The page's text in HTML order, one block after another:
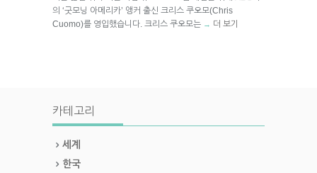
의 ‘굿모닝 아메리카’ 앵커 출신 크리스 쿠오모(Chris
Cuomo)를 영입했습니다. 크리스 쿠오모는 → 더 보기
카테고리
세계
한국